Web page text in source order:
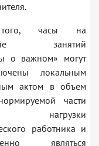
часы на
занятий
о важном» могут
локальным
актом в объем
части
нагрузки
работника и
являться